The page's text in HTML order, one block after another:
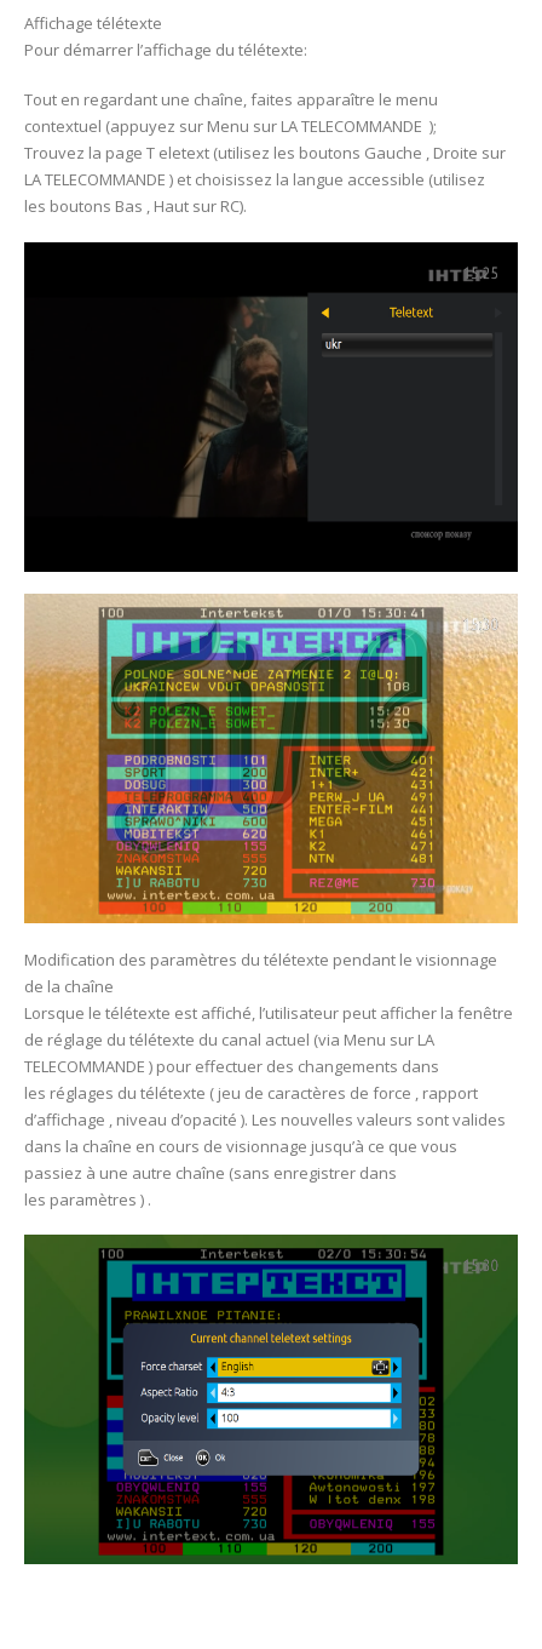
Affichage télétexte
Pour démarrer l’affichage du télétexte:
Tout en regardant une chaîne, faites apparaître le menu
contextuel (appuyez sur Menu sur LA TELECOMMANDE );
Trouvez la page T eletext (utilisez les boutons Gauche , Droite sur
LA TELECOMMANDE ) et choisissez la langue accessible (utilisez
les boutons Bas , Haut sur RC).
Modification des paramètres du télétexte pendant le visionnage
de la chaîne
Lorsque le télétexte est affiché, l’utilisateur peut afficher la fenêtre
de réglage du télétexte du canal actuel (via Menu sur LA
TELECOMMANDE ) pour effectuer des changements dans
les réglages du télétexte ( jeu de caractères de force , rapport
d’affichage , niveau d’opacité ). Les nouvelles valeurs sont valides
dans la chaîne en cours de visionnage jusqu’à ce que vous
passiez à une autre chaîne (sans enregistrer dans
les paramètres ) .